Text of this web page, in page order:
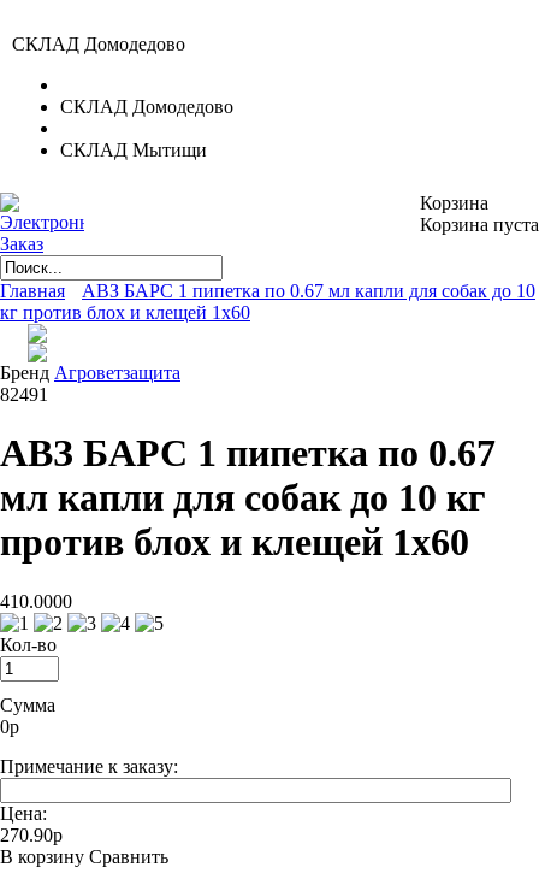
СКЛАД Домодедово
СКЛАД Домодедово
СКЛАД Мытищи
Корзина
Корзина пуста
Главная
АВЗ БАРС 1 пипетка по 0.67 мл капли для собак до 10
кг против блох и клещей 1х60
Бренд Агроветзащита
82491
АВЗ БАРС 1 пипетка по 0.67
мл капли для собак до 10 кг
против блох и клещей 1х60
410.0000
Кол-во
Сумма
0р
Примечание к заказу:
Цена:
270.90р
В корзину Сравнить